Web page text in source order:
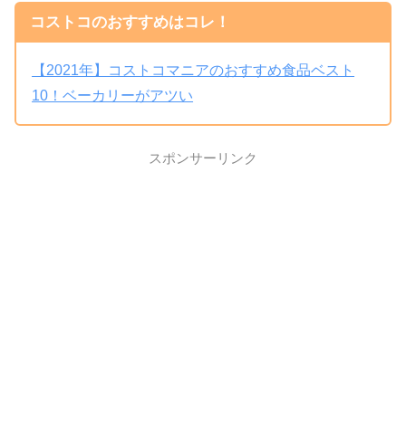
コストコのおすすめはコレ！
【2021年】コストコマニアのおすすめ食品ベスト
10！ベーカリーがアツい
スポンサーリンク